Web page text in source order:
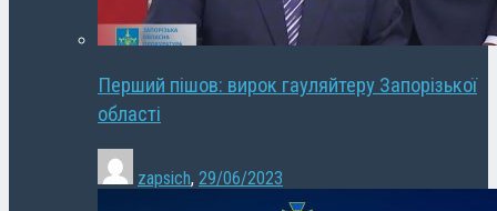
Перший пішов: вирок гауляйтеру Запорізької
області
zapsich, 29/06/2023